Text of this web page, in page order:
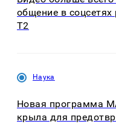
общение в
T2
Наука
Новая программа
крыла для